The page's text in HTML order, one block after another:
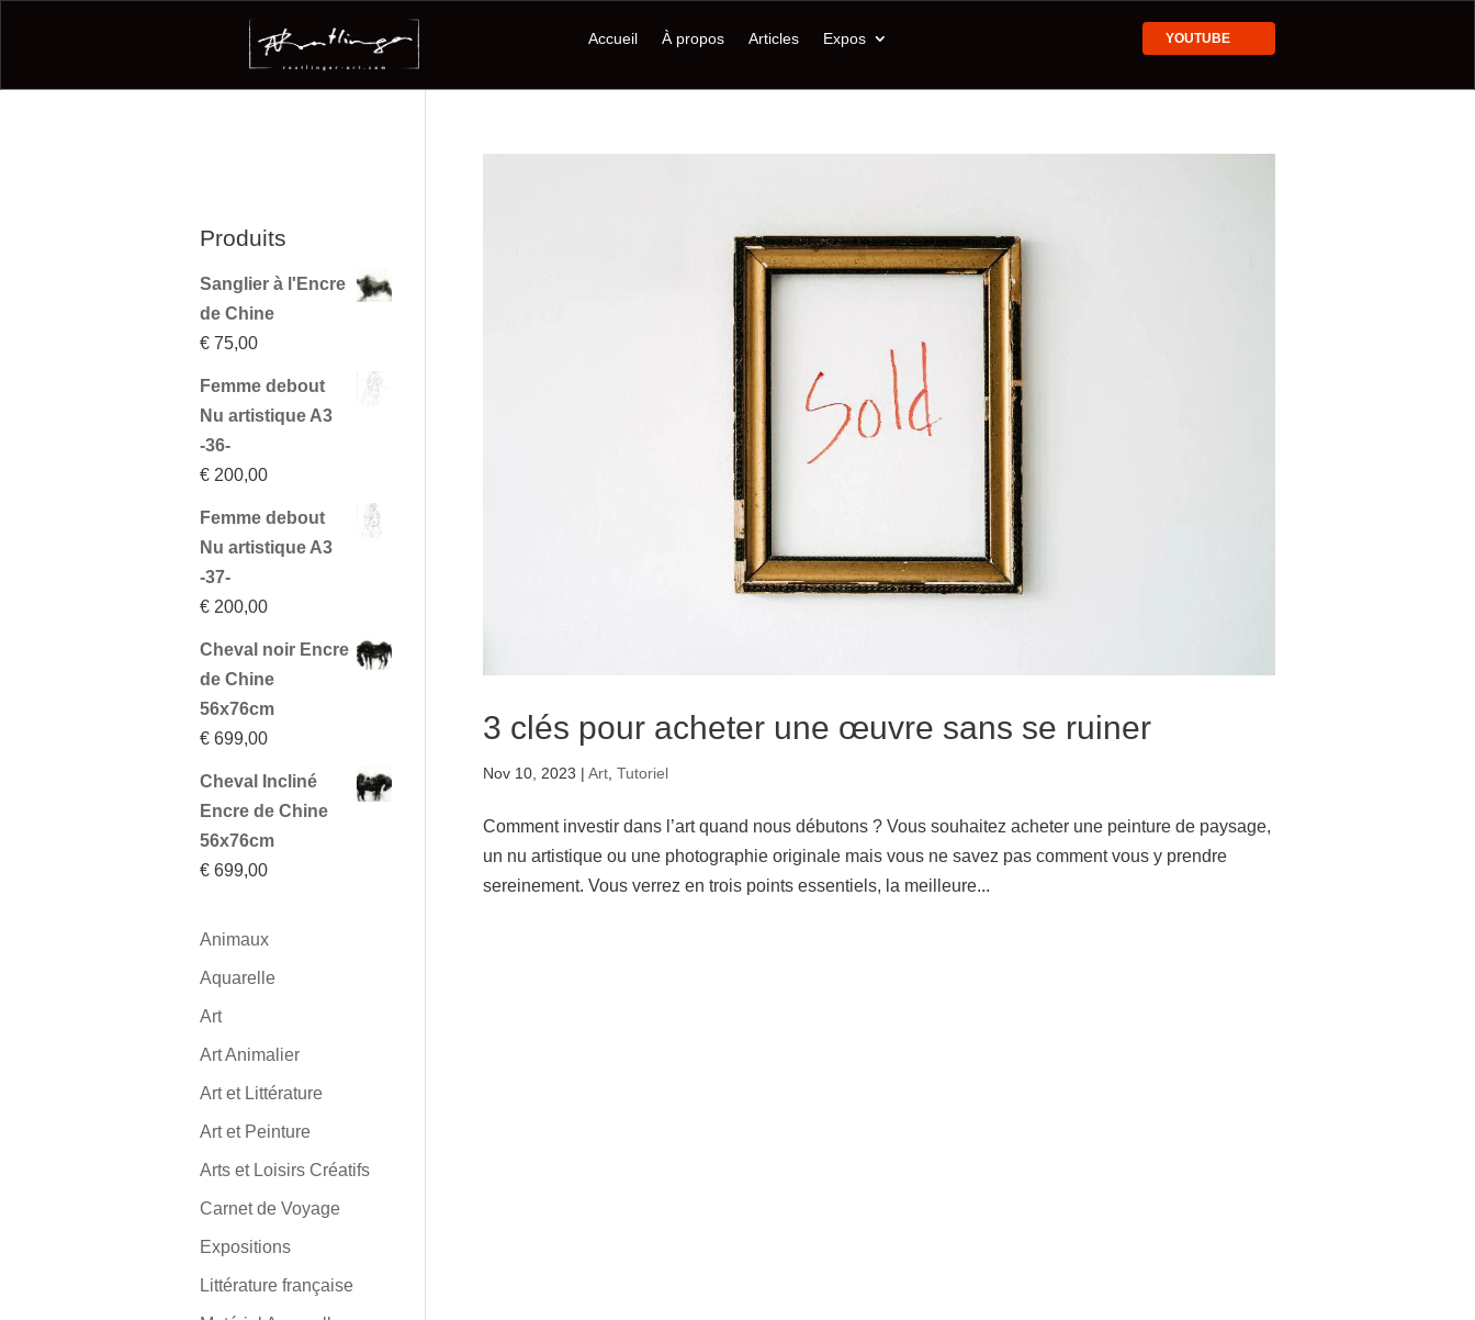
Accueil À propos Articles Expos YOUTUBE
3 clés pour acheter une œuvre sans se ruiner
Nov 10, 2023 |Art ,Tutoriel
Comment investir dans l’art quand nous débutons ? Vous souhaitez acheter une peinture de paysage,
un nu artistique ou une photographie originale mais vous ne savez pas comment vous y prendre
sereinement. Vous verrez en trois points essentiels, la meilleure...
Produits
Sanglier à l'Encre
de Chine
€ 75,00
Femme debout
Nu artistique A3
-36-
€ 200,00
Femme debout
Nu artistique A3
-37-
€ 200,00
Cheval noir Encre
de Chine
56x76cm
€ 699,00
Cheval Incliné
Encre de Chine
56x76cm
€ 699,00
Animaux
Aquarelle
Art
Art Animalier
Art et Littérature
Art et Peinture
Arts et Loisirs Créatifs
Carnet de Voyage
Expositions
Littérature française